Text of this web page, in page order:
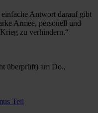
Antwort darauf gibt
Armee, personell und
zu verhindern.“
überprüft) am Do.,
Teil